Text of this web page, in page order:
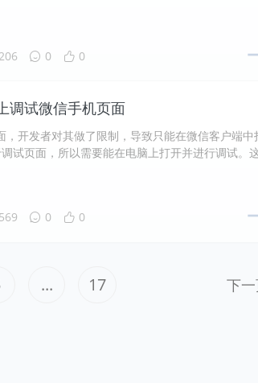
0 0
调试微信手机页面
开发者对其做了限制，导致只能在微信客户端中
试页面，所以需要能在电脑上打开并进行调试。
0 0
... 17 下